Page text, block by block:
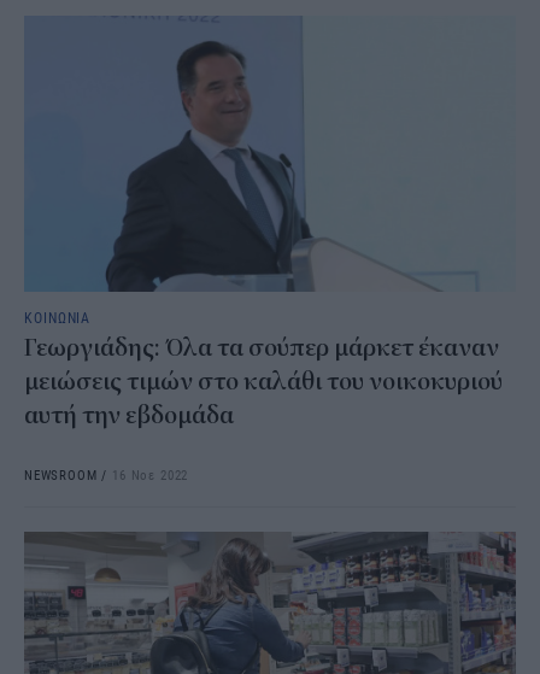
ΚΟΙΝΩΝΙΑ
Γεωργιάδης: Όλα τα σούπερ μάρκετ έκαναν
μειώσεις τιμών στο καλάθι του νοικοκυριού
αυτή την εβδομάδα
NEWSROOM / 16 Νοε 2022